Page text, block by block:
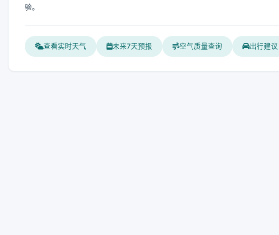
验。
查看实时天气 未来7天预报 空气质量查询 出行建议